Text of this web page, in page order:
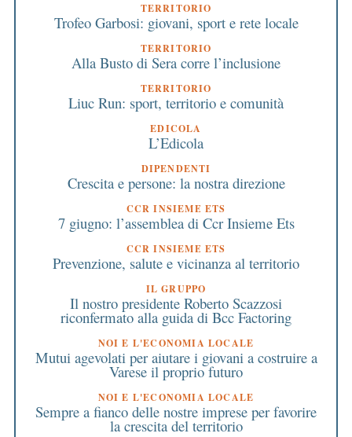
TERRITORIO
Trofeo Garbosi: giovani, sport e rete locale
TERRITORIO
Alla Busto di Sera corre l’inclusione
TERRITORIO
Liuc Run: sport, territorio e comunità
EDICOLA
L’Edicola
DIPENDENTI
Crescita e persone: la nostra direzione
CCR INSIEME ETS
7 giugno: l’assemblea di Ccr Insieme Ets
CCR INSIEME ETS
Prevenzione, salute e vicinanza al territorio
IL GRUPPO
Il nostro presidente Roberto Scazzosi
riconfermato alla guida di Bcc Factoring
NOI E L'ECONOMIA LOCALE
Mutui agevolati per aiutare i giovani a costruire a
Varese il proprio futuro
NOI E L'ECONOMIA LOCALE
Sempre a fianco delle nostre imprese per favorire
la crescita del territorio